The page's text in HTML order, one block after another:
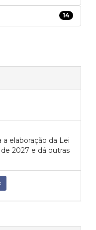
14
a elaboração da Lei
2027 e dá outras